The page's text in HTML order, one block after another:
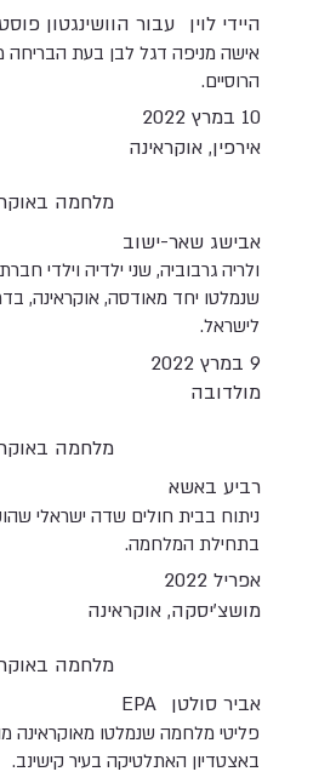
עבור הוושינגטון פוסט
היידי לוין
אישה מניפה דגל לבן בעת הבריחה
הרוסיים.
10 במרץ 2022
אירפין, אוקראינה
מלחמה
אבישג שאר-ישוב
ולריה גרבוביה, שני ילדיה וילדי
שנמלטו יחד מאודסה, אוקראינה,
לישראל.
9 במרץ 2022
מולדובה
מלחמה
רביע באשא
ניתוח בבית חולים שדה ישראלי
בתחילת המלחמה.
אפריל 2022
מושצ'יסקה, אוקראינה
מלחמה
EPA
אביר סולטן
פליטי מלחמה שנמלטו מאוקראינה
באצטדיון האתלטיקה בעיר קישינב.